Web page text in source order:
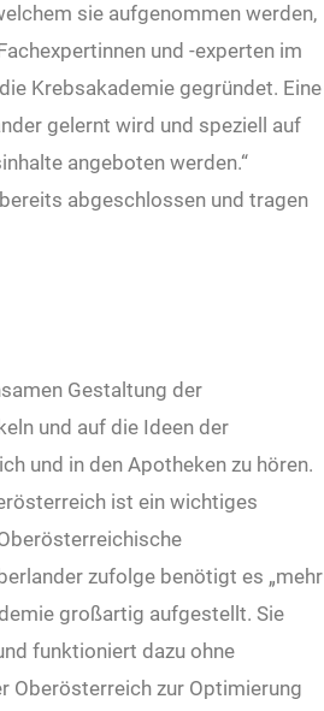
sie aufgenommen werden,
und -experten im
Krebsakademie gegründet. Eine
gelernt wird und speziell auf
angeboten werden.“
abgeschlossen und tragen
Gestaltung der
und auf die Ideen der
und in den Apotheken zu hören.
ist ein wichtiges
zufolge benötigt es „mehr
großartig aufgestellt. Sie
funktioniert dazu ohne
Oberösterreich zur Optimierung